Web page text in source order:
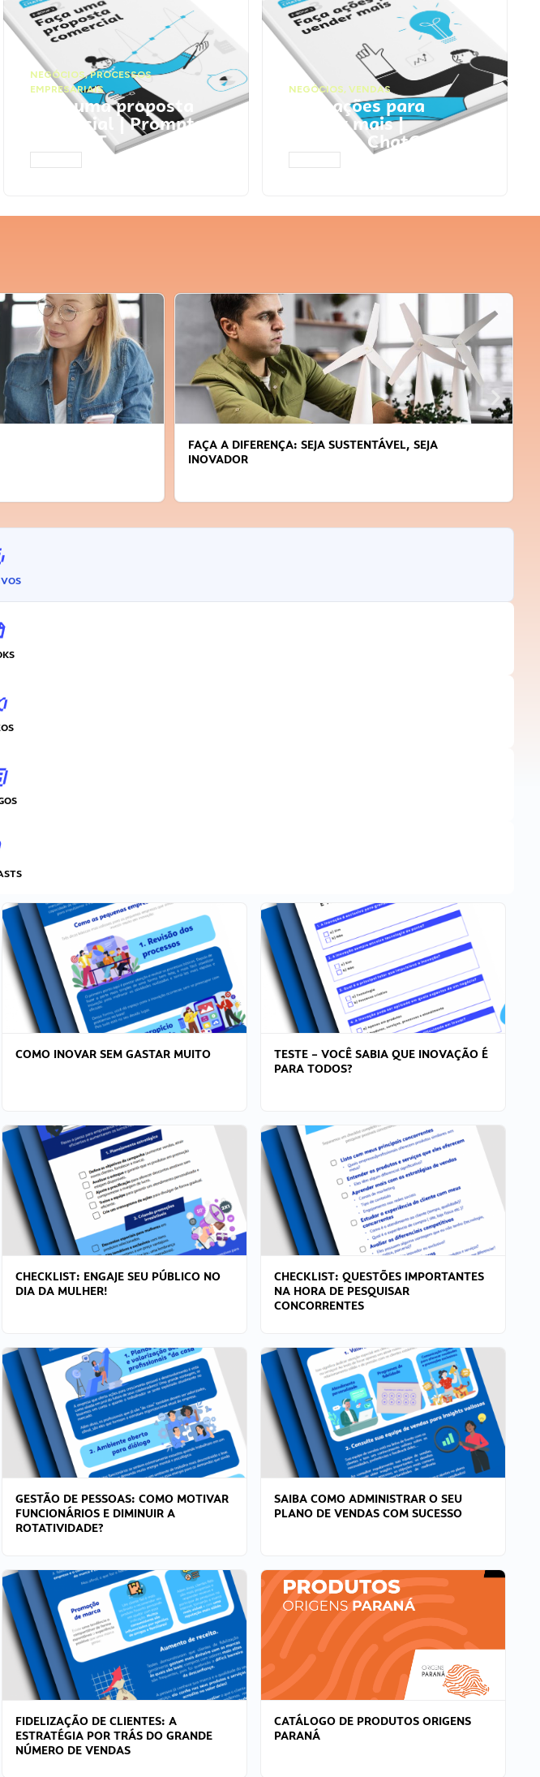
NEGÓCIOS,PROCESSOS
EMPRESARIAIS
Faça uma proposta
comercial | Prompts
ChatGPT
NEGÓCIOS, VENDAS
Faça ações para
vender mais |
Prompts ChatGPT
FAÇA A DIFERENÇA: SEJA SUSTENTÁVEL, SEJA
INOVADOR
COMO INOVAR SEM GASTAR MUITO
TESTE – VOCÊ SABIA QUE INOVAÇÃO É
PARA TODOS?
CHECKLIST: ENGAJE SEU PÚBLICO NO
DIA DA MULHER!
CHECKLIST: QUESTÕES IMPORTANTES
NA HORA DE PESQUISAR
CONCORRENTES
GESTÃO DE PESSOAS: COMO MOTIVAR
FUNCIONÁRIOS E DIMINUIR A
ROTATIVIDADE?
SAIBA COMO ADMINISTRAR O SEU
PLANO DE VENDAS COM SUCESSO
FIDELIZAÇÃO DE CLIENTES: A
ESTRATÉGIA POR TRÁS DO GRANDE
NÚMERO DE VENDAS
CATÁLOGO DE PRODUTOS ORIGENS
PARANÁ